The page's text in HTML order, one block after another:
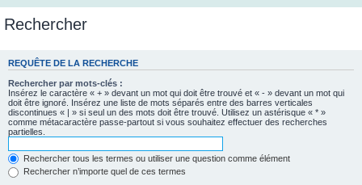
Rechercher
REQUÊTE DE LA RECHERCHE
Rechercher par mots-clés :
Insérez le caractère « + » devant un mot qui doit être trouvé et « - » devant un mot qui
doit être ignoré. Insérez une liste de mots séparés entre des barres verticales
discontinues « | » si seul un des mots doit être trouvé. Utilisez un astérisque « * »
comme métacaractère passe-partout si vous souhaitez effectuer des recherches
partielles.
Rechercher tous les termes ou utiliser une question comme élément
Rechercher n’importe quel de ces termes